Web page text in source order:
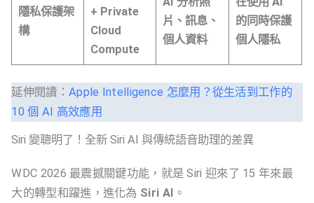
隱私保護架
構
+ Private
Cloud
Compute
片、訊息、
個人資料
的同時保護
個人隱私
延伸閱讀： Apple Intelligence 怎麼用？從生活到工作的
10 個 AI 高效應用
Siri 變聰明了！全新 Siri AI 與傳統語音助理的差異
WDC 2026 最震撼關鍵功能，就是 Siri 迎來了 15 年來最
大的轉型和躍進，進化為 Siri AI 。